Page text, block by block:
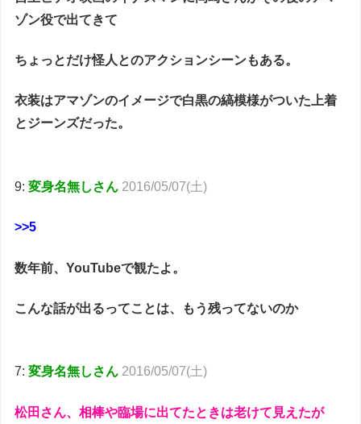
ゾン役で出てきて
ちょっとだけ怪人とのアクションシーンもある。
衣装はアマゾンのイメージで白黒の縞模様がついた上着
とジーンズだった。
9:変身名無しさん 2016/05/07(土)
>>5
数年前、YouTubeで観たよ。
こんな話が出るってことは、もう残ってないのか
7:変身名無しさん 2016/05/07(土)
松田さん、相棒や臨場に出てたときは老けて見えたが